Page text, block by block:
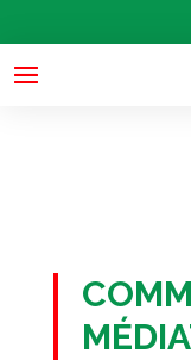
Control-Allow-
Control-Allow-